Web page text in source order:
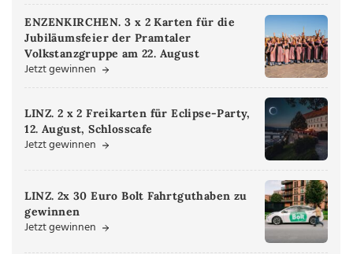
ENZENKIRCHEN. 3 x 2 Karten für die
Jubiläumsfeier der Pramtaler
Volkstanzgruppe am 22. August
Jetzt gewinnen
LINZ. 2 x 2 Freikarten für Eclipse-Party,
12. August, Schlosscafe
Jetzt gewinnen
LINZ. 2x 30 Euro Bolt Fahrtguthaben zu
gewinnen
Jetzt gewinnen